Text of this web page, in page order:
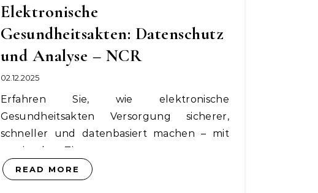
Elektronische
Gesundheitsakten: Datenschutz
und Analyse – NCR
02.12.2025
Erfahren Sie, wie elektronische
Gesundheitsakten Versorgung sicherer,
schneller und datenbasiert machen – mit
praxisnahen Tipps,…
READ MORE